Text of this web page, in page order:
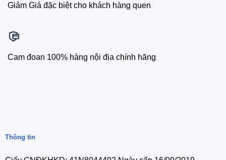
Giảm Giá đặc biệt cho khách hàng quen
Cam đoan 100% hàng nội địa chính hãng
Thông tin